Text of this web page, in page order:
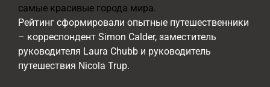
самые красивые города мира.
Рейтинг сформировали опытные путешественники
– корреспондент Simon Calder, заместитель
руководителя Laura Chubb и руководитель
путешествия Nicola Trup.